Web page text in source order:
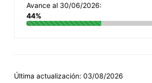
Avance al 30/06/2026:
44%
Última actualización: 03/08/2026